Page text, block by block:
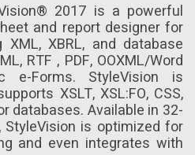
2017 is a powerful
and report designer for
XML, XBRL, and database
RTF , PDF, OOXML/Word
e-Forms. StyleVision is
XSLT, XSL:FO, CSS,
databases. Available in 32-
is optimized for
and even integrates with